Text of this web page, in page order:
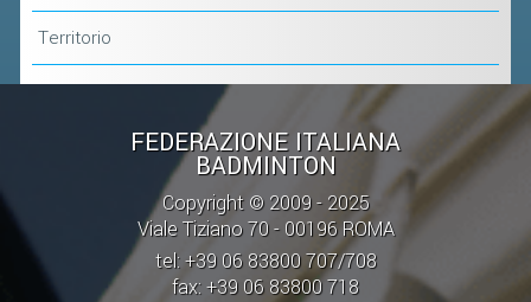
Territorio
FEDERAZIONE ITALIANA
BADMINTON
Copyright © 2009 - 2025
Viale Tiziano 70 - 00196 ROMA
tel: +39 06 83800 707/708
fax: +39 06 83800 718